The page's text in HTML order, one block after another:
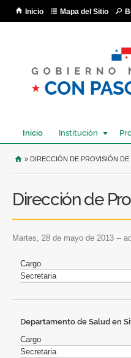
Inicio Mapa del Sitio
Inicio Institución
USTED SE
» DIRECCIÓN DE PROVISIÓN
Dirección de
martes, 28 de mayo de 2013 --
Cargo
Secretaria
Departamento de Salud en
Cargo
Secretaria